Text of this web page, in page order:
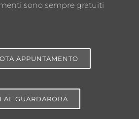
sono sempre gratuiti
APPUNTAMENTO
AL GUARDAROBA